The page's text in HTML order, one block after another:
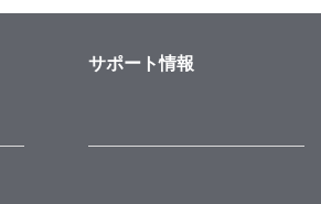
サポート情報